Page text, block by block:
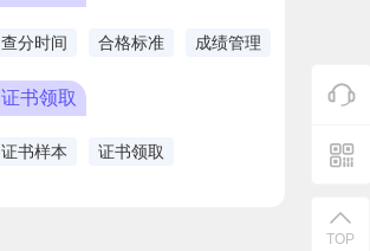
查分时间 合格标准 成绩管理
证书领取
证书样本 证书领取
TOP